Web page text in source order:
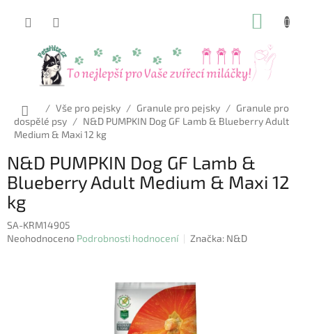
Domů
/ Vše pro pejsky / Granule pro pejsky / Granule pro
dospělé psy / N&D PUMPKIN Dog GF Lamb & Blueberry Adult
Medium & Maxi 12 kg
N&D PUMPKIN Dog GF Lamb &
Blueberry Adult Medium & Maxi 12
kg
SA-KRM14905
Průměrné
Neohodnoceno Podrobnosti hodnocení Značka: N&D